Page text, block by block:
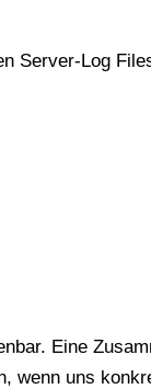
Server-Log
Eine
uns